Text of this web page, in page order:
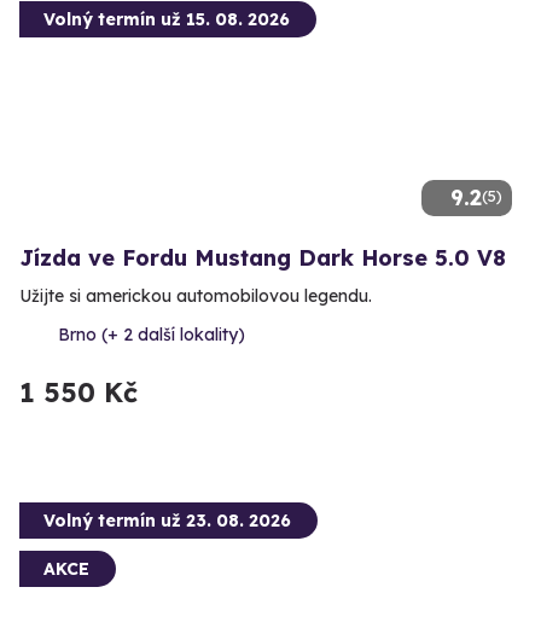
9.2(5)
Volný termín už 15. 08. 2026
Jízda ve Fordu Mustang Dark Horse 5.0 V8
Užijte si americkou automobilovou legendu.
Brno (+ 2 další lokality)
1 550 Kč
Volný termín už 23. 08. 2026
AKCE